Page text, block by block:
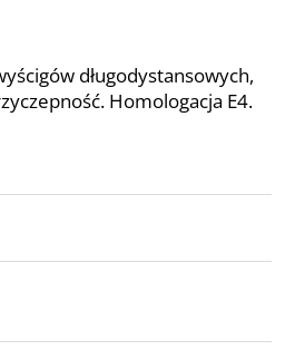
długodystansowych,
Homologacja E4.